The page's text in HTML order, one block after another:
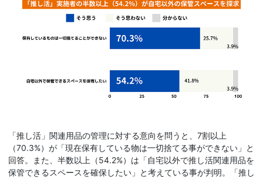
「推し活」関連用品の管理に対する意向を問うと、7割以上
（70.3%）が「現在保有している物は一切捨てる事ができない」と
回答。また、半数以上（54.2%）は「自宅以外で推し活関連用品を
保管できるスペースを確保したい」と考えている事が判明。「推し